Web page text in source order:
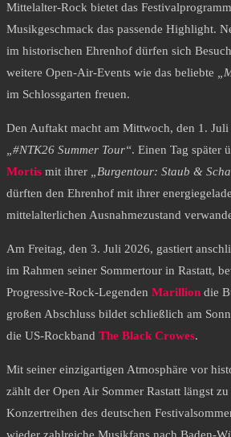
Mittelalter-Rock bietet das
Musikgeschmack das passende Highlight.
im historischen Ehrenhof dürfen sich
weitere Open-Air-Events wie das beliebte
im Schlossgarten freuen.
Den Auftakt macht am Mittwoch, den 1.
„#NTK26 Summer Tour“. Einen Tag später
Mortis mit ihrer „Burgentour: Staub &
dürften den Ehrenhof mit ihrer
mittelalterlichen Ausnahmezustand
Am Freitag, den 3. Juli 2026, gastiert
im Rahmen seiner Sommertour in Rastatt,
Progressive-Rock-Legenden Marillion die
großen Abschluss bildet schließlich am
die US-Rockband The Black Crowes.
Mit seiner einzigartigen Atmosphäre vor
zählt der Open Air Sommer Rastatt längst zu
Konzertreihen des deutschen